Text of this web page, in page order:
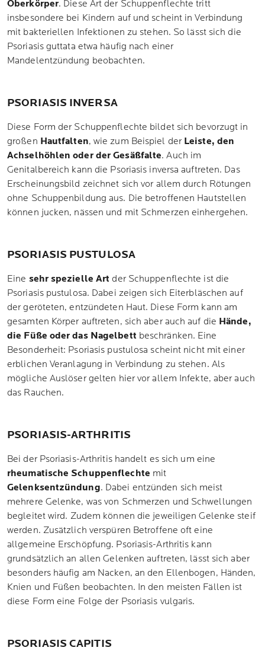
Oberkörper. Diese Art der Schuppenflechte tritt
insbesondere bei Kindern auf und scheint in Verbindung
mit bakteriellen Infektionen zu stehen. So lässt sich die
Psoriasis guttata etwa häufig nach einer
Mandelentzündung beobachten.
PSORIASIS INVERSA
Diese Form der Schuppenflechte bildet sich bevorzugt in
großen Hautfalten, wie zum Beispiel der Leiste, den
Achselhöhlen oder der Gesäßfalte. Auch im
Genitalbereich kann die Psoriasis inversa auftreten. Das
Erscheinungsbild zeichnet sich vor allem durch Rötungen
ohne Schuppenbildung aus. Die betroffenen Hautstellen
können jucken, nässen und mit Schmerzen einhergehen.
PSORIASIS PUSTULOSA
Eine sehr spezielle Art der Schuppenflechte ist die
Psoriasis pustulosa. Dabei zeigen sich Eiterbläschen auf
der geröteten, entzündeten Haut. Diese Form kann am
gesamten Körper auftreten, sich aber auch auf die Hände,
die Füße oder das Nagelbett beschränken. Eine
Besonderheit: Psoriasis pustulosa scheint nicht mit einer
erblichen Veranlagung in Verbindung zu stehen. Als
mögliche Auslöser gelten hier vor allem Infekte, aber auch
das Rauchen.
PSORIASIS-ARTHRITIS
Bei der Psoriasis-Arthritis handelt es sich um eine
rheumatische Schuppenflechte mit
Gelenksentzündung. Dabei entzünden sich meist
mehrere Gelenke, was von Schmerzen und Schwellungen
begleitet wird. Zudem können die jeweiligen Gelenke steif
werden. Zusätzlich verspüren Betroffene oft eine
allgemeine Erschöpfung. Psoriasis-Arthritis kann
grundsätzlich an allen Gelenken auftreten, lässt sich aber
besonders häufig am Nacken, an den Ellenbogen, Händen,
Knien und Füßen beobachten. In den meisten Fällen ist
diese Form eine Folge der Psoriasis vulgaris.
PSORIASIS CAPITIS